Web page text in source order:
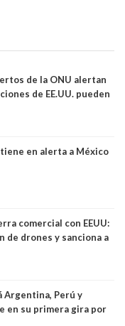
de la ONU alertan
de EE.UU. pueden
en alerta a México
comercial con EEUU:
de drones y sanciona a
Argentina, Perú y
en su primera gira por